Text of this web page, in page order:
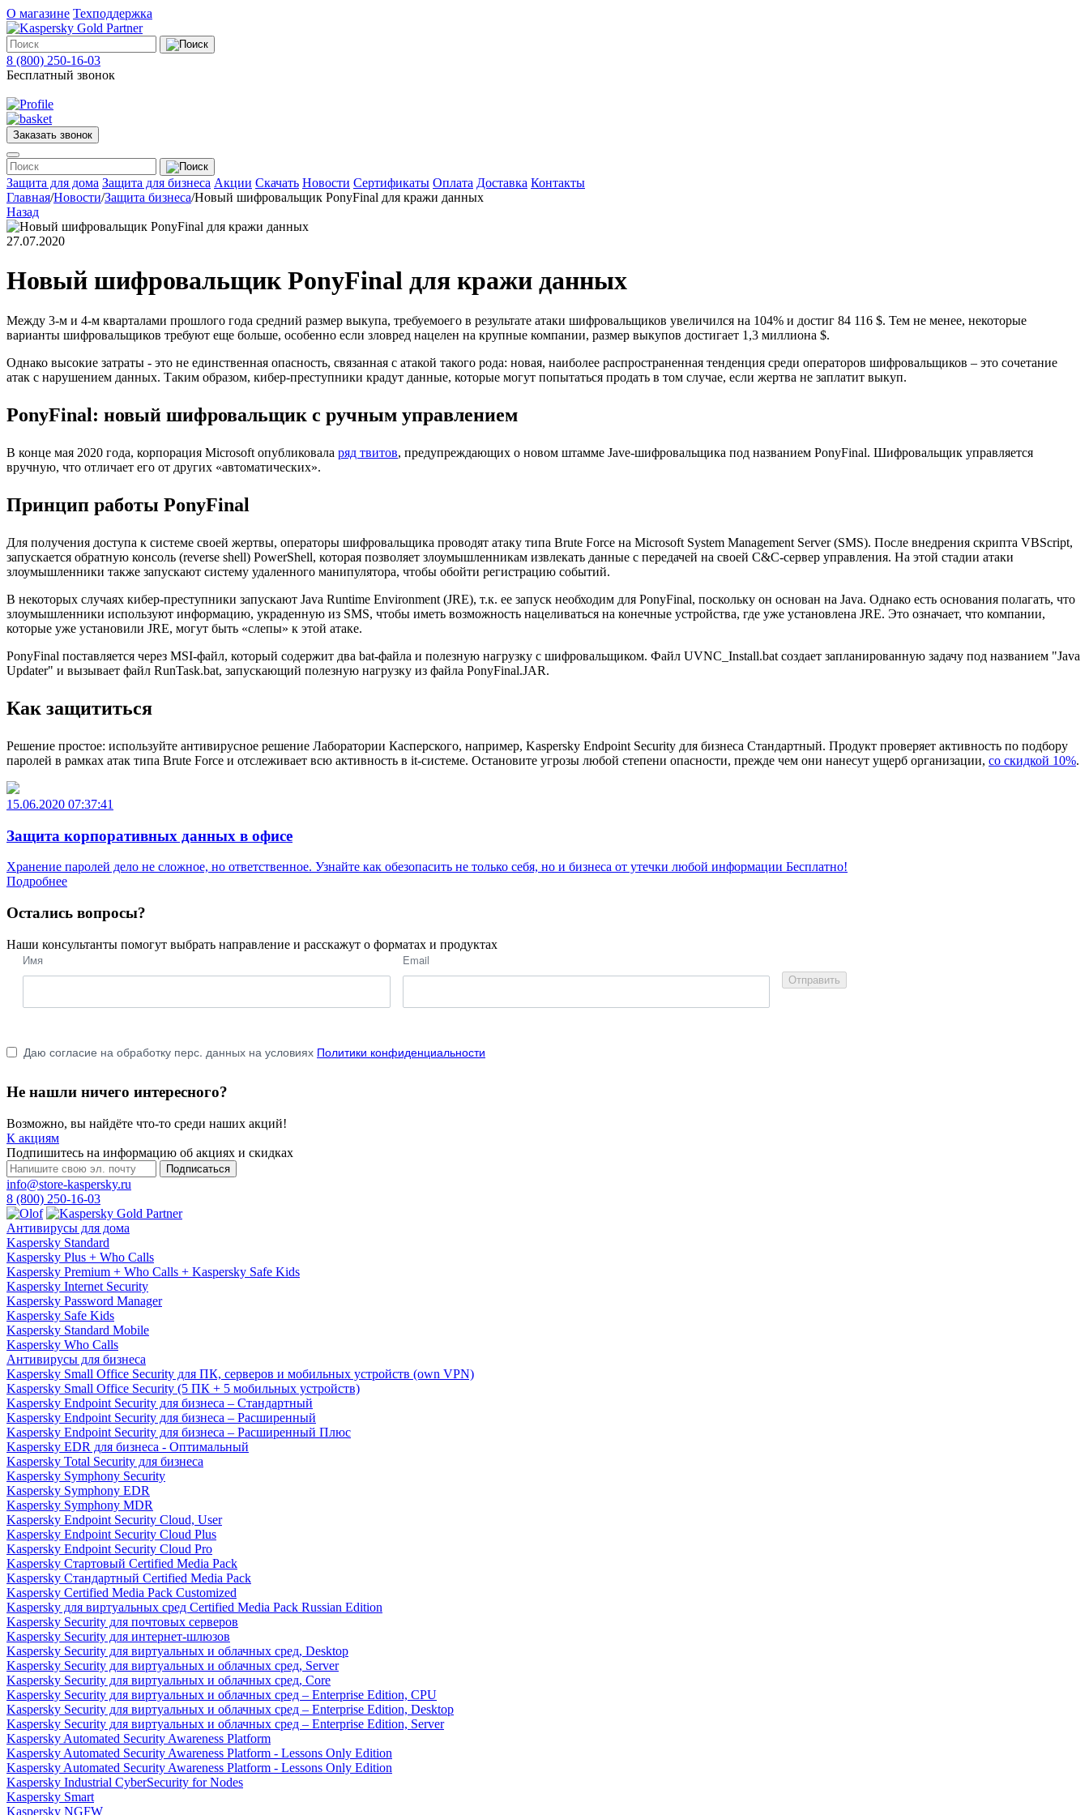
О магазине Техподдержка
8 (800) 250-16-03
Бесплатный звонок
Заказать звонок
Меню
Защита
для
дома
для
бизнеса
магазине
Техподдержка
Акции
Скачать
Оплата
Контакты
8
250-
16-
info@store-
kaspersky.ru
Защита для дома Защита для бизнеса Акции Скачать Новости Сертификаты Оплата Доставка Контакты
Главная/Новости/Защита бизнеса/Новый шифровальщик PonyFinal для кражи данных
Назад
27.07.2020
Новый шифровальщик PonyFinal для кражи данных
Между 3-м и 4-м кварталами прошлого года средний размер выкупа, требуемоего в результате атаки шифровальщиков увеличился на 104% и достиг 84 116 $. Тем не менее, некоторые
варианты шифровальщиков требуют еще больше, особенно если зловред нацелен на крупные компании, размер выкупов достигает 1,3 миллиона $.
Однако высокие затраты - это не единственная опасность, связанная с атакой такого рода: новая, наиболее распространенная тенденция среди операторов шифровальщиков – это сочетание
атак с нарушением данных. Таким образом, кибер-преступники крадут данные, которые могут попытаться продать в том случае, если жертва не заплатит выкуп.
PonyFinal: новый шифровальщик с ручным управлением
В конце мая 2020 года, корпорация Microsoft опубликовала ряд твитов, предупреждающих о новом штамме Jave-шифровальщика под названием PonyFinal. Шифровальщик управляется
вручную, что отличает его от других «автоматических».
Принцип работы PonyFinal
Для получения доступа к системе своей жертвы, операторы шифровальщика проводят атаку типа Brute Force на Microsoft System Management Server (SMS). После внедрения скрипта VBScript,
запускается обратную консоль (reverse shell) PowerShell, которая позволяет злоумышленникам извлекать данные с передачей на своей C&C-сервер управления. На этой стадии атаки
злоумышленники также запускают систему удаленного манипулятора, чтобы обойти регистрацию событий.
В некоторых случаях кибер-преступники запускают Java Runtime Environment (JRE), т.к. ее запуск необходим для PonyFinal, поскольку он основан на Java. Однако есть основания полагать, что
злоумышленники используют информацию, украденную из SMS, чтобы иметь возможность нацеливаться на конечные устройства, где уже установлена JRE. Это означает, что компании,
которые уже установили JRE, могут быть «слепы» к этой атаке.
PonyFinal поставляется через MSI-файл, который содержит два bat-файла и полезную нагрузку с шифровальщиком. Файл UVNC_Install.bat создает запланированную задачу под названием "Java
Updater" и вызывает файл RunTask.bat, запускающий полезную нагрузку из файла PonyFinal.JAR.
Как защититься
Решение простое: используйте антивирусное решение Лаборатории Касперского, например, Kaspersky Endpoint Security для бизнеса Стандартный. Продукт проверяет активность по подбору
паролей в рамках атак типа Brute Force и отслеживает всю активность в it-системе. Остановите угрозы любой степени опасности, прежде чем они нанесут ущерб организации, со скидкой 10%.
15.06.2020 07:37:41
Защита корпоративных данных в офисе
Хранение паролей дело не сложное, но ответственное. Узнайте как обезопасить не только себя, но и бизнеса от утечки любой информации Бесплатно!
Подробнее
Остались вопросы?
Наши консультанты помогут выбрать направление и расскажут о форматах и продуктах
Имя Email
Отправить
Даю согласие на обработку перс. данных на условиях Политики конфиденциальности
Не нашли ничего интересного?
Возможно, вы найдёте что-то среди наших акций!
К акциям
Подпишитесь на информацию об акциях и скидках
Подписаться
info@store-kaspersky.ru
8 (800) 250-16-03
Антивирусы для дома
Kaspersky Standard
Kaspersky Plus + Who Calls
Kaspersky Premium + Who Calls + Kaspersky Safe Kids
Kaspersky Internet Security
Kaspersky Password Manager
Kaspersky Safe Kids
Kaspersky Standard Mobile
Kaspersky Who Calls
Антивирусы для бизнеса
Kaspersky Small Office Security для ПК, серверов и мобильных устройств (own VPN)
Kaspersky Small Office Security (5 ПК + 5 мобильных устройств)
Kaspersky Endpoint Security для бизнеса – Стандартный
Kaspersky Endpoint Security для бизнеса – Расширенный
Kaspersky Endpoint Security для бизнеса – Расширенный Плюс
Kaspersky EDR для бизнеса - Оптимальный
Kaspersky Total Security для бизнеса
Kaspersky Symphony Security
Kaspersky Symphony EDR
Kaspersky Symphony MDR
Kaspersky Endpoint Security Cloud, User
Kaspersky Endpoint Security Cloud Plus
Kaspersky Endpoint Security Cloud Pro
Kaspersky Стартовый Certified Media Pack
Kaspersky Стандартный Certified Media Pack
Kaspersky Certified Media Pack Customized
Kaspersky для виртуальных сред Certified Media Pack Russian Edition
Kaspersky Security для почтовых серверов
Kaspersky Security для интернет-шлюзов
Kaspersky Security для виртуальных и облачных сред, Desktop
Kaspersky Security для виртуальных и облачных сред, Server
Kaspersky Security для виртуальных и облачных сред, Core
Kaspersky Security для виртуальных и облачных сред – Enterprise Edition, CPU
Kaspersky Security для виртуальных и облачных сред – Enterprise Edition, Desktop
Kaspersky Security для виртуальных и облачных сред – Enterprise Edition, Server
Kaspersky Automated Security Awareness Platform
Kaspersky Automated Security Awareness Platform - Lessons Only Edition
Kaspersky Automated Security Awareness Platform - Lessons Only Edition
Kaspersky Industrial CyberSecurity for Nodes
Kaspersky Smart
Kaspersky NGFW